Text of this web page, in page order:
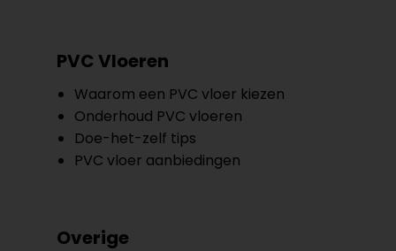
PVC Vloeren
Waarom een PVC vloer kiezen
Onderhoud PVC vloeren
Doe-het-zelf tips
PVC vloer aanbiedingen
Overige